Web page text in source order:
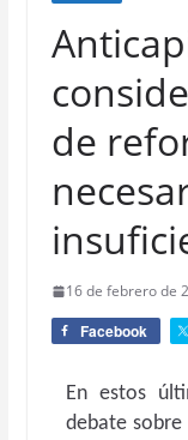
de
16 de febrero de
Facebook
En estos
debate